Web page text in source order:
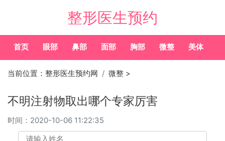
整形医生预约
首页 眼部 鼻部 面部 胸部 微整 美体
当前位置： 整形医生预约网 微整 >
不明注射物取出哪个专家厉害
时间： 2020-10-06 11:22:35